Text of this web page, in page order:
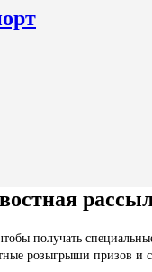
получать
розыгрыши призов и